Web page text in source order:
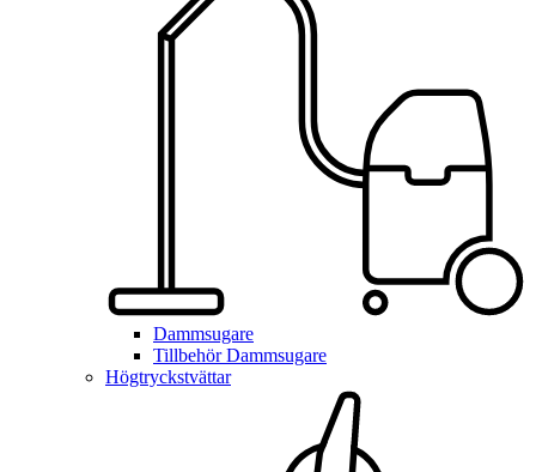
Dammsugare
Tillbehör Dammsugare
Högtryckstvättar